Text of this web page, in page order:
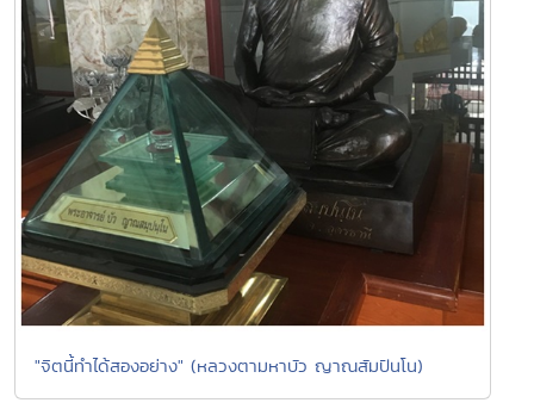
"จิตนี้ทำได้สองอย่าง" (หลวงตามหาบัว ญาณสัมปันโน)